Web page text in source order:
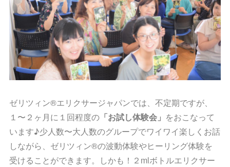
ゼリツィン®︎エリクサージャパンでは、不定期ですが、
１〜２ヶ月に１回程度の 「お試し体験会」 をおこなって
います♪少人数〜大人数のグループでワイワイ楽しくお話
しながら、ゼリツィン®︎の波動体験やヒーリング体験を
受けることができます。しかも！２mlボトルエリクサー